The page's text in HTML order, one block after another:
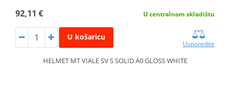
92,11 € U centralnom skladištu
U košaricu
Usporedite
HELMET MT VIALE SV S SOLID A0 GLOSS WHITE